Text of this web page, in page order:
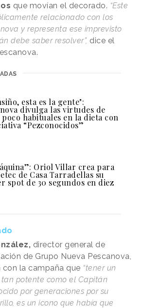
que movían el decorado. “Este
relacionado con los
y representa ese imprevisto
debe saber resolver”, dice el
esta es la gente":
divulga las virtudes de
poco habituales en la dieta con
“Pezconocidos”
Oriol Villar crea para
de Casa Tarradellas su
spot de 30 segundos en diez
director general de
de Grupo Nueva Pescanova,
con la campaña que “tener un
potente como el Capitán
por generaciones por su
es un icono que había que